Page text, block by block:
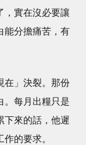
，實在沒必要讓
能分擔痛苦，有
在」決裂。那份
。每月出糧只是
下來的話，他遲
的要求。